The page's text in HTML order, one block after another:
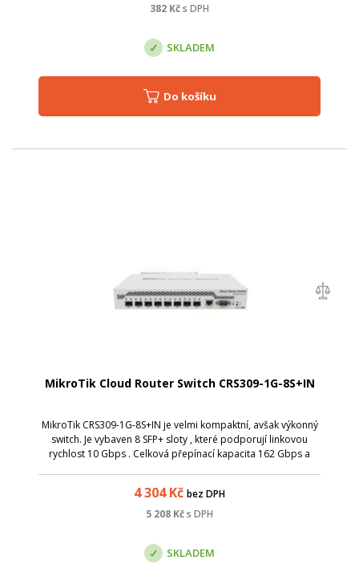
382 Kčs DPH
SKLADEM
Do košíku
MikroTik Cloud Router Switch CRS309-1G-8S+IN
MikroTik CRS309-1G-8S+IN je velmi kompaktní, avšak výkonný
switch. Je vybaven 8 SFP+ sloty , které podporují linkovou
rychlost 10 Gbps . Celková přepínací kapacita 162 Gbps a
4 304Kč bez DPH
5 208 Kčs DPH
SKLADEM